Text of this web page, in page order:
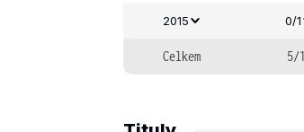
2015 0/1
Celkem 5/